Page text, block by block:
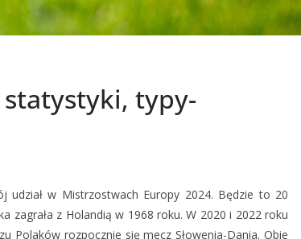
typy-
udział w Mistrzostwach Europy 2024. Będzie to 20
zagrała z Holandią w 1968 roku. W 2020 i 2022 roku
Polaków rozpocznie się mecz Słowenia-Dania. Obie